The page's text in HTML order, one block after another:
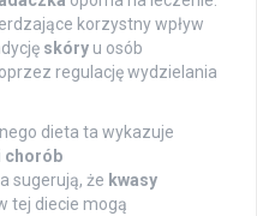
korzystny wpływ
skóry u osób
regulację wydzielania
dieta ta wykazuje
chorób
sugerują, że kwasy
tej diecie mogą